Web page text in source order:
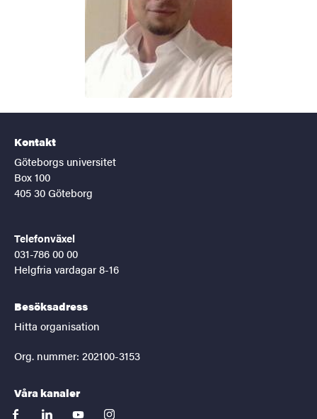
Kontakt
Göteborgs universitet
Box 100
405 30 Göteborg
Telefonväxel
031-786 00 00
Helgfria vardagar 8-16
Besöksadress
Hitta organisation
Org. nummer: 202100-3153
Våra kanaler